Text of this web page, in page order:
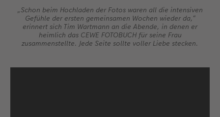
„Schon beim Hochladen der Fotos waren all die intensiven
Gefühle der ersten gemeinsamen Wochen wieder da,“
erinnert sich Tim Wartmann an die Abende, in denen er
heimlich das CEWE FOTOBUCH für seine Frau
zusammenstellte. Jede Seite sollte voller Liebe stecken.